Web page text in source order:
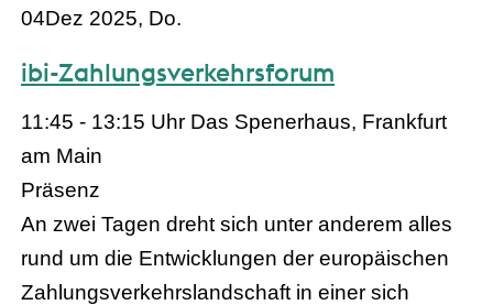
04Dez 2025, Do.
ibi-Zahlungsverkehrsforum
11:45 - 13:15 Uhr Das Spenerhaus, Frankfurt
am Main
Präsenz
An zwei Tagen dreht sich unter anderem alles
rund um die Entwicklungen der europäischen
Zahlungsverkehrslandschaft in einer sich